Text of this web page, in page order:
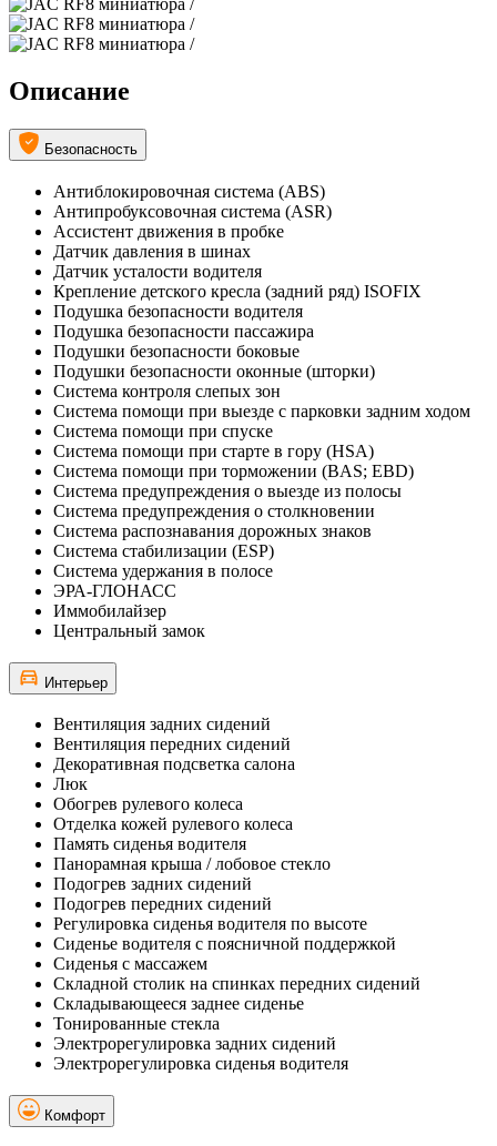
Описание
Безопасность
Антиблокировочная система (ABS)
Антипробуксовочная система (ASR)
Ассистент движения в пробке
Датчик давления в шинах
Датчик усталости водителя
Крепление детского кресла (задний ряд) ISOFIX
Подушка безопасности водителя
Подушка безопасности пассажира
Подушки безопасности боковые
Подушки безопасности оконные (шторки)
Система контроля слепых зон
Система помощи при выезде с парковки задним ходом
Система помощи при спуске
Система помощи при старте в гору (HSA)
Система помощи при торможении (BAS; EBD)
Система предупреждения о выезде из полосы
Система предупреждения о столкновении
Система распознавания дорожных знаков
Система стабилизации (ESP)
Система удержания в полосе
ЭРА-ГЛОНАСС
Иммобилайзер
Центральный замок
Интерьер
Вентиляция задних сидений
Вентиляция передних сидений
Декоративная подсветка салона
Люк
Обогрев рулевого колеса
Отделка кожей рулевого колеса
Память сиденья водителя
Панорамная крыша / лобовое стекло
Подогрев задних сидений
Подогрев передних сидений
Регулировка сиденья водителя по высоте
Сиденье водителя с поясничной поддержкой
Сиденья с массажем
Складной столик на спинках передних сидений
Складывающееся заднее сиденье
Тонированные стекла
Электрорегулировка задних сидений
Электрорегулировка сиденья водителя
Комфорт